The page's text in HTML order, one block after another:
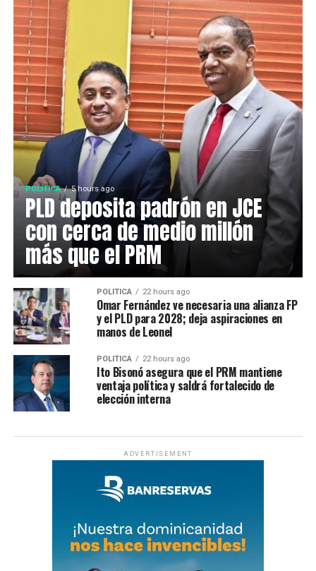
POLÍTICA 5 hours ago
PLD deposita padrón en JCE
con cerca de medio millón
más que el PRM
POLÍTICA 22 hours ago
Omar Fernández ve necesaria una alianza FP
y el PLD para 2028; deja aspiraciones en
manos de Leonel
POLÍTICA 22 hours ago
Ito Bisonó asegura que el PRM mantiene
ventaja política y saldrá fortalecido de
elección interna
ADVERTISEMENT